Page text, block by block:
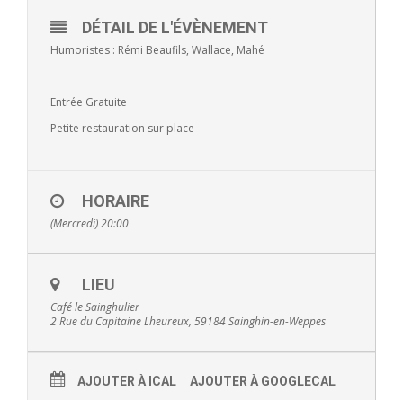
- Vie scolaire
- - Ecole Maternelle Thomas Pesquet
- - Ecole Yann Arthus-Bertrand
- - Ecole Sainte Marie
- Loisirs
- - Centres de loisirs
- - Mercredis récréatifs
- - Conseil Municipal Enfants
DÉTAIL DE L'ÉVÈNEMENT
Humoristes : Rémi Beaufils, Wallace, Mahé
Entrée Gratuite
Petite restauration sur place
HORAIRE
(Mercredi) 20:00
LIEU
Café le Sainghulier
2 Rue du Capitaine Lheureux, 59184 Sainghin-en-Weppes
AJOUTER À ICAL AJOUTER À GOOGLECAL